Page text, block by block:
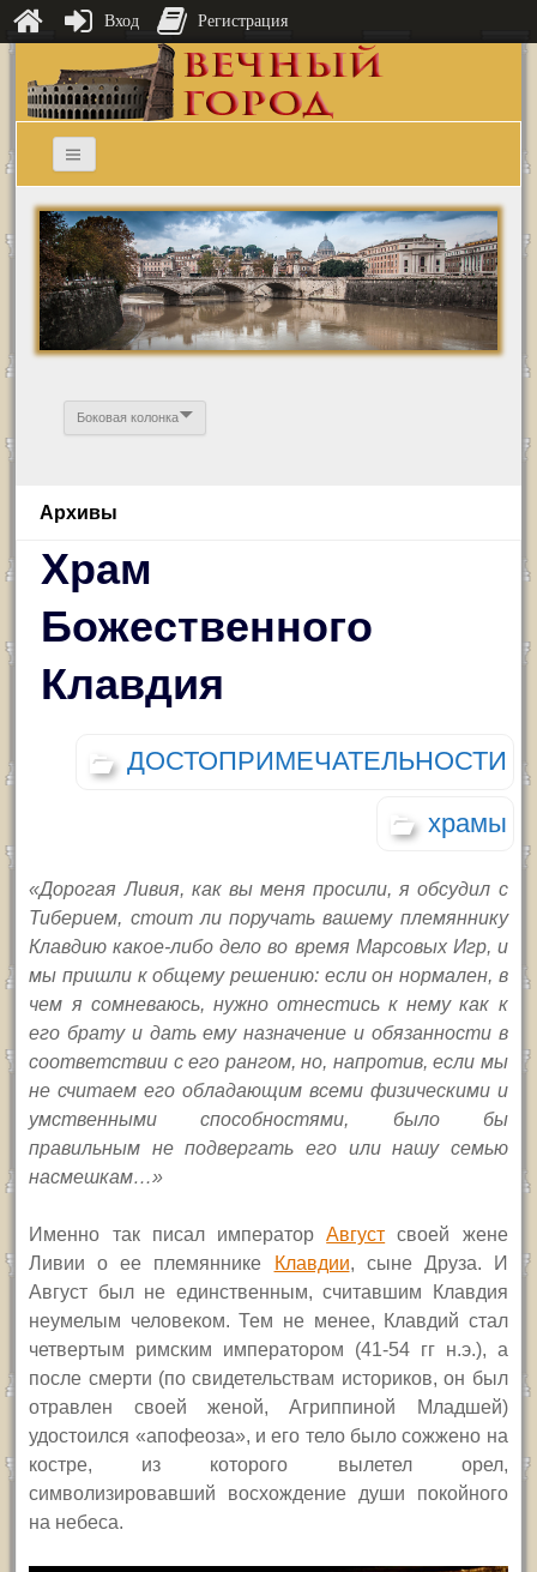
Боковая колонка
Архивы
Храм
Божественного
Клавдия
ДОСТОПРИМЕЧАТЕЛЬНОСТИ
храмы
«Дорогая Ливия, как вы меня просили, я обсудил с
Тиберием, стоит ли поручать вашему племяннику
Клавдию какое-либо дело во время Марсовых Игр, и
мы пришли к общему решению: если он нормален, в
чем я сомневаюсь, нужно отнестись к нему как к
его брату и дать ему назначение и обязанности в
соответствии с его рангом, но, напротив, если мы
не считаем его обладающим всеми физическими и
умственными способностями, было бы
правильным не подвергать его или нашу семью
насмешкам…»
Именно так писал императорАвгуст своей жене
Ливии о ее племяннике
Клавдии, сыне Друза. И
Август был не единственным, считавшим Клавдия
неумелым человеком. Тем не менее, Клавдий стал
четвертым римским императором (41-54 гг н.э.), а
после смерти (по свидетельствам историков, он был
отравлен своей женой, Агриппиной Младшей)
удостоился «апофеоза», и его тело было сожжено на
костре, из которого вылетел орел,
символизировавший восхождение души покойного
на небеса.
Вход Регистрация